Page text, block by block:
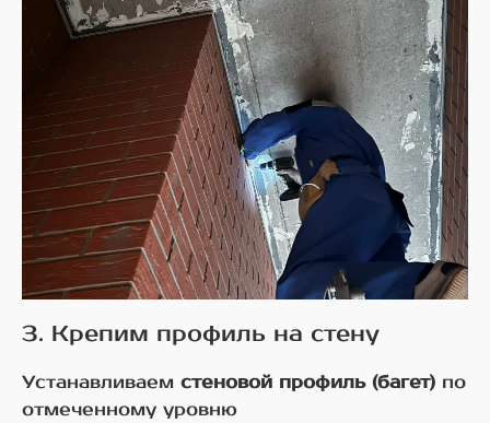
3. Крепим профиль на стену
Устанавливаем стеновой профиль (багет) по
отмеченному уровню